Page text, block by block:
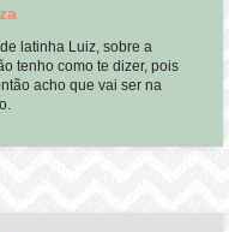
latinha Luiz, sobre a
tenho como te dizer, pois
acho que vai ser na